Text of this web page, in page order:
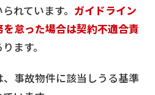
れています。 ガイドライン
怠った場合は契約不適合責
ます。
、事故物件に該当しうる基準